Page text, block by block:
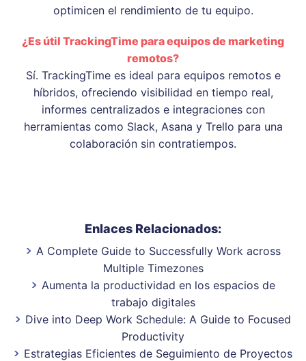
optimicen el rendimiento de tu equipo.
¿Es útil TrackingTime para equipos de marketing
remotos?
Sí. TrackingTime es ideal para equipos remotos e
híbridos, ofreciendo visibilidad en tiempo real,
informes centralizados e integraciones con
herramientas como Slack, Asana y Trello para una
colaboración sin contratiempos.
Enlaces Relacionados:
A Complete Guide to Successfully Work across
Multiple Timezones
Aumenta la productividad en los espacios de
trabajo digitales
Dive into Deep Work Schedule: A Guide to Focused
Productivity
Estrategias Eficientes de Seguimiento de Proyectos